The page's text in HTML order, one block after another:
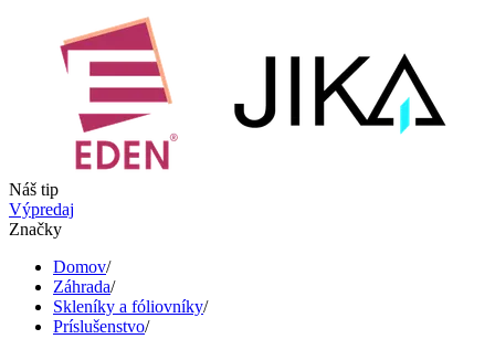
Náš tip
Výpredaj
Značky
Domov/
Záhrada/
Skleníky a fóliovníky/
Príslušenstvo/